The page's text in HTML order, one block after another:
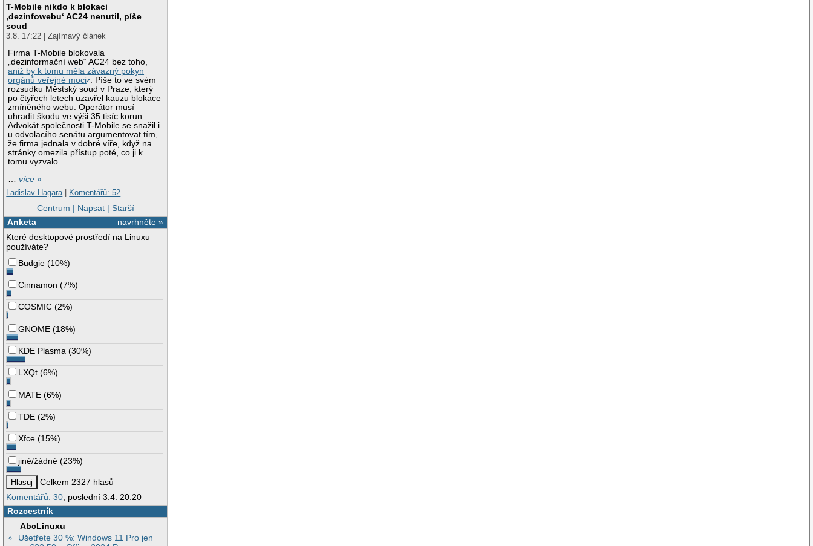
T-Mobile nikdo k blokaci
‚dezinfowebu‘ AC24 nenutil, píše
soud
3.8. 17:22 | Zajímavý článek
Firma T-Mobile blokovala
„dezinformační web“ AC24 bez toho,
aniž by k tomu měla závazný pokyn
orgánů veřejné moci . Píše to ve svém
rozsudku Městský soud v Praze, který
po čtyřech letech uzavřel kauzu blokace
zmíněného webu. Operátor musí
uhradit škodu ve výši 35 tisíc korun.
Advokát společnosti T-Mobile se snažil i
u odvolacího senátu argumentovat tím,
že firma jednala v dobré víře, když na
stránky omezila přístup poté, co ji k
tomu vyzvalo
…více »
Ladislav Hagara | Komentářů: 52
Centrum | Napsat| Starší
navrhněte »
Anketa
Které desktopové prostředí na Linuxu
používáte?
Budgie (10%)
Cinnamon (7%)
COSMIC (2%)
GNOME (18%)
KDE Plasma (30%)
LXQt (6%)
MATE (6%)
TDE (2%)
Xfce (15%)
jiné/žádné (23%)
Celkem 2327 hlasů
Komentářů: 30, poslední 3.4. 20:20
Rozcestník
AbcLinuxu
Ušetřete 30 %: Windows 11 Pro jen